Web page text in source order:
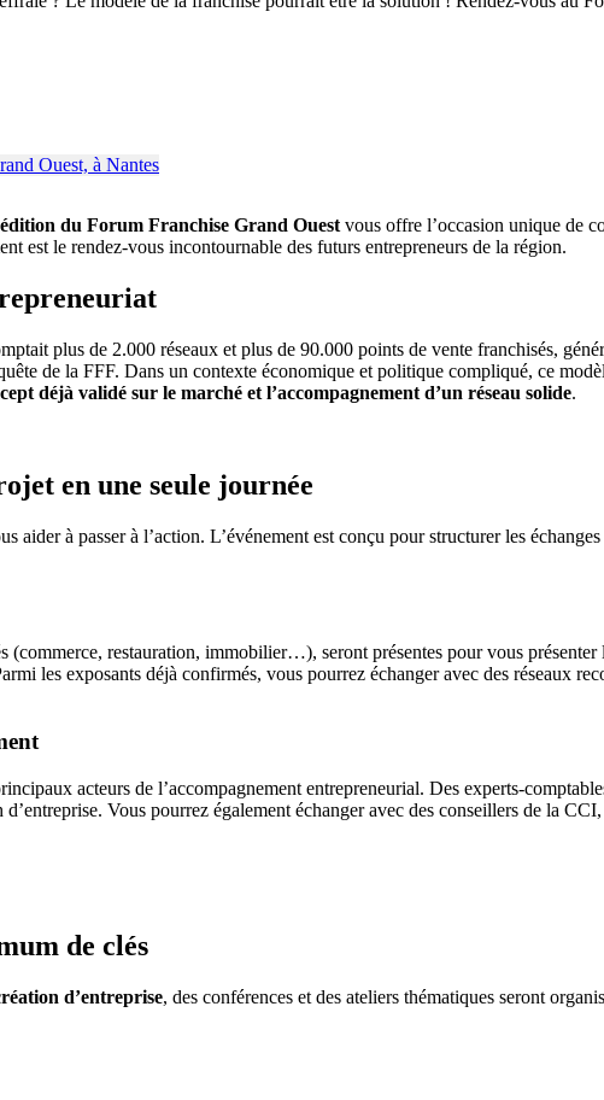
du Forum Franchise Grand Ouestvous offre l’occasion unique de
est le rendez-vous incontournable des futurs entrepreneurs de la région.
plus de 2.000 réseaux et plus de 90.000 points de vente franchisés,
de la FFF. Dans un contexte économique et politique compliqué, ce
déjà validé sur le marché et l’accompagnement d’un réseau solide.
en une seule journée
aider à passer à l’action. L’événement est conçu pour structurer les
(commerce, restauration, immobilier…), seront présentes pour vous
les exposants déjà confirmés, vous pourrez échanger avec des réseaux
acteurs de l’accompagnement entrepreneurial. Des experts-
Vous pourrez également échanger avec des conseillers de la
de clés
d’entreprise, des conférences et des ateliers thématiques seront